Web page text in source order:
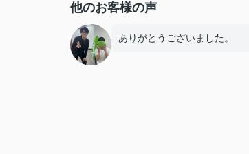
他のお客様の声
ありがとうございました。